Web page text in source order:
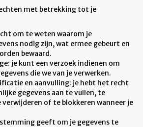
met betrekking tot je
om te weten waarom je
nodig zijn, wat ermee gebeurt en
bewaard.
je kunt een verzoek indienen om
die we van je verwerken.
en aanvulling: je hebt het recht
gegevens aan te vullen, te
of te blokkeren wanneer je
geeft om je gegevens te